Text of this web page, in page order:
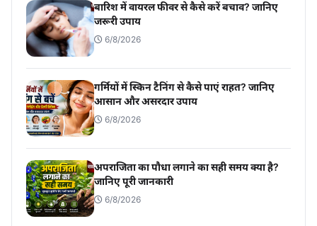
बारिश में वायरल फीवर से कैसे करें बचाव? जानिए
जरूरी उपाय
6/8/2026
गर्मियों में स्किन टैनिंग से कैसे पाएं राहत? जानिए
आसान और असरदार उपाय
6/8/2026
अपराजिता का पौधा लगाने का सही समय क्या है?
जानिए पूरी जानकारी
6/8/2026